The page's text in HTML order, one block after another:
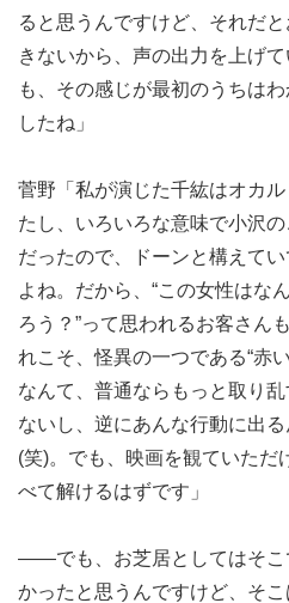
ると思うんですけど、それだ
きないから、声の出力を上げ
も、その感じが最初のうちは
したね」
菅野「私が演じた千紘はオカ
たし、いろいろな意味で小沢
だったので、ドーンと構えて
よね。だから、“この女性はな
ろう？”って思われるお客さん
れこそ、怪異の一つである“赤
なんて、普通ならもっと取り
ないし、逆にあんな行動に出
(笑)。でも、映画を観ていただ
べて解けるはずです」
――でも、お芝居としてはそこ
かったと思うんですけど、そ